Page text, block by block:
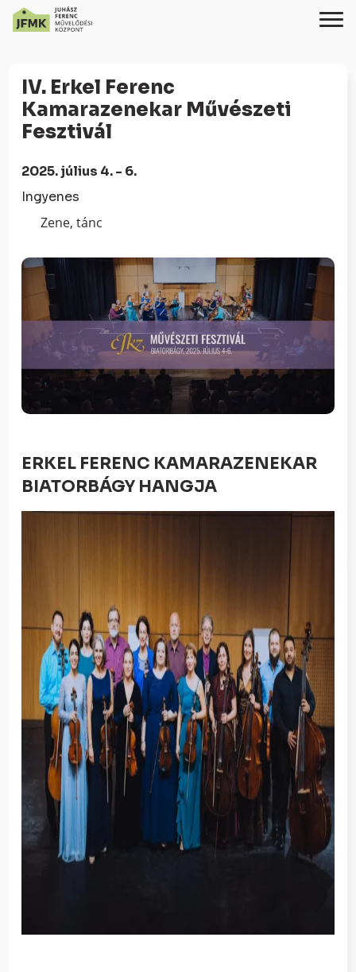
Content
navigációhoz
IV. Erkel Ferenc
Kamarazenekar Művészeti
Fesztivál
2025. július 4. - 6.
Ingyenes
Zene, tánc
ERKEL FERENC KAMARAZENEKAR
BIATORBÁGY HANGJA